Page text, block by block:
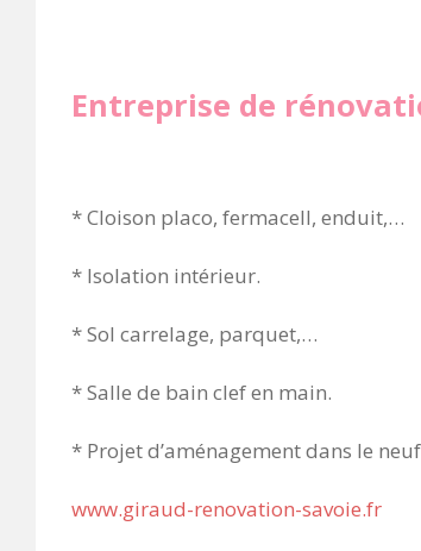
Entreprise de
* Cloison placo, fermacell, enduit,…
* Isolation intérieur.
* Sol carrelage, parquet,…
* Salle de bain clef en main.
* Projet d’aménagement dans le
www.giraud-renovation-savoie.fr